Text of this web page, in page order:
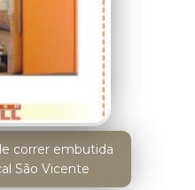
correr embutida
São Vicente